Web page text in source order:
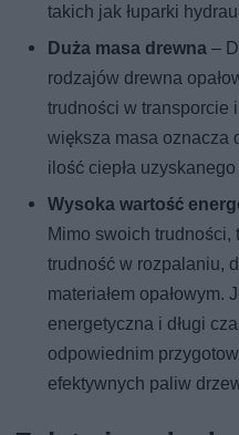
takich jak łuparki
Duża masa drewna –
rodzajów drewna
trudności w transporcie
większa masa oznacza
ilość ciepła
Wysoka wartość
Mimo swoich trudności,
trudność w rozpalaniu,
materiałem opałowym.
energetyczna i długi
odpowiednim
efektywnych paliw